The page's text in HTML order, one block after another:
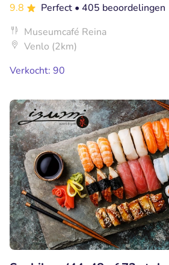
9.8
Perfect • 405 beoordelingen
Museumcafé Reina
Venlo (2km)
Verkocht: 90